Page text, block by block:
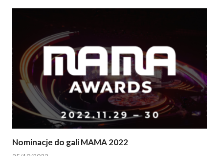
Nominacje do gali MAMA 2022